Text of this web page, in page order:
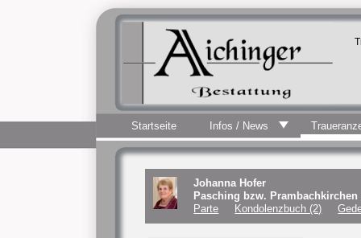
Startseite Infos / News
Johanna Hofer
Pasching bzw. Prambachkirchen
Parte
Kondolenzbuch (2)